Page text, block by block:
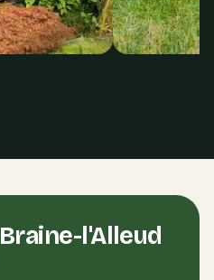
Braine-l'Alleud